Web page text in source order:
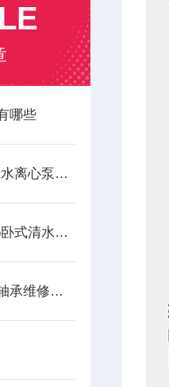
哪些
简述ISW25-05卧式清水离心泵的维护保养方法
正确的使用ISW25-05卧式清水离心泵能保证其正常运行
热水循环泵内部水泵轴承维修方法